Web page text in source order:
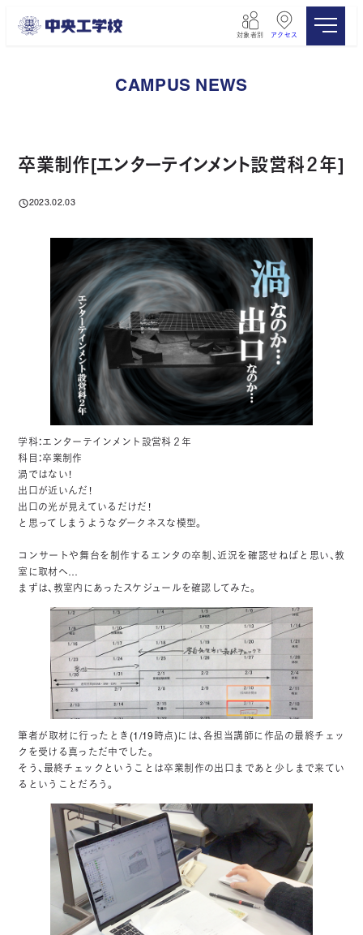
対象者別 アクセス
CAMPUS NEWS
卒業制作[エンターテインメント設営科２年]
投稿日
2023.02.03
学科：エンターテインメント設営科２年
科目：卒業制作
渦ではない！
出口が近いんだ！
出口の光が見えているだけだ！
と思ってしまうようなダークネスな模型。
コンサートや舞台を制作するエンタの卒制、近況を確認せねばと思い、教
室に取材へ…
まずは、教室内にあったスケジュールを確認してみた。
筆者が取材に行ったとき(1/19時点)には、各担当講師に作品の最終チェッ
クを受ける真っただ中でした。
そう、最終チェックということは卒業制作の出口まであと少しまで来てい
るということだろう。